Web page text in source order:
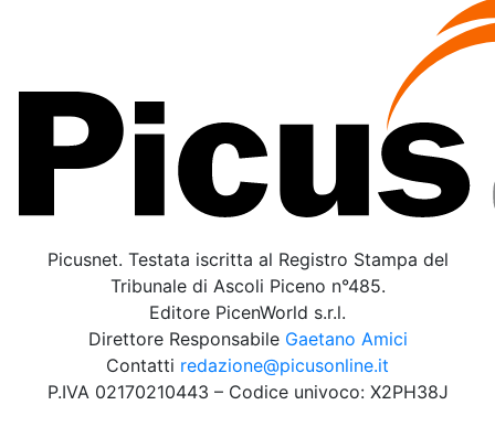
Picusnet. Testata iscritta al Registro Stampa del
Tribunale di Ascoli Piceno n°485.
Editore PicenWorld s.r.l.
Direttore Responsabile Gaetano Amici
Contatti redazione@picusonline.it
P.IVA 02170210443 – Codice univoco: X2PH38J